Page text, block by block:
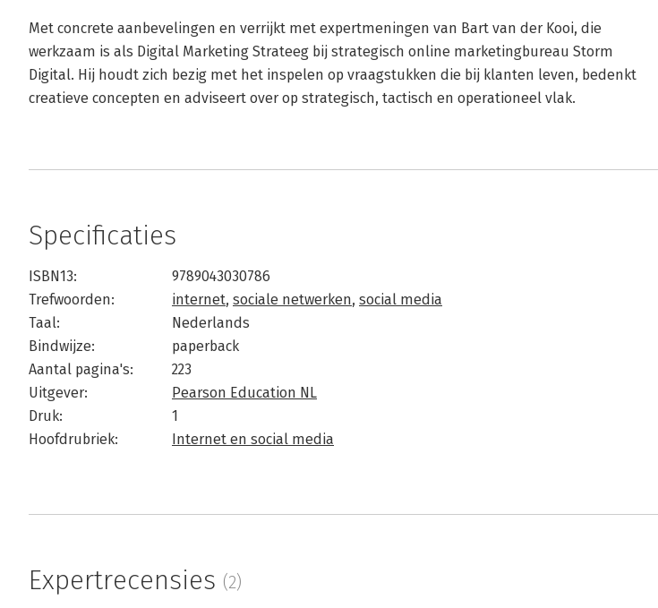
Met concrete aanbevelingen en verrijkt met expertmeningen van Bart van der Kooi, die
werkzaam is als Digital Marketing Strateeg bij strategisch online marketingbureau Storm
Digital. Hij houdt zich bezig met het inspelen op vraagstukken die bij klanten leven, bedenkt
creatieve concepten en adviseert over op strategisch, tactisch en operationeel vlak.
Specificaties
ISBN13:
9789043030786
Trefwoorden:
internet, sociale netwerken, social media
Taal:
Nederlands
Bindwijze:
paperback
Aantal pagina's:
223
Uitgever:
Pearson Education NL
Druk:
1
Hoofdrubriek:
Internet en social media
Expertrecensies (2)